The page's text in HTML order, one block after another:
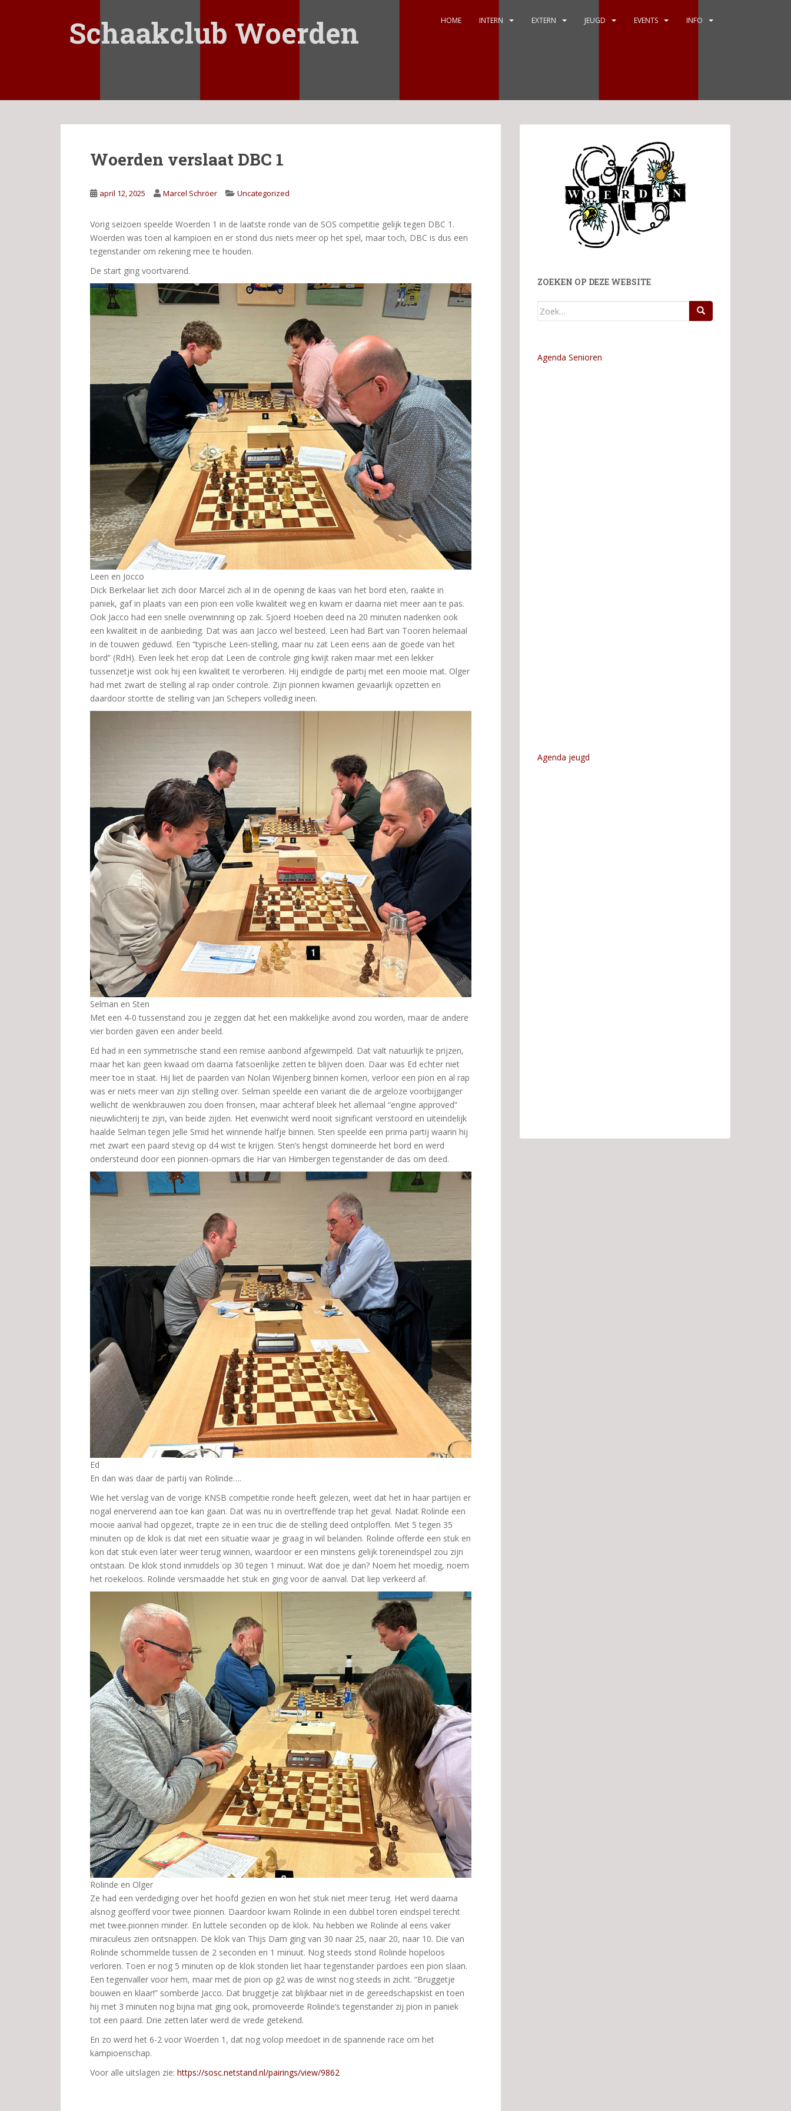
a
Schaakclub Woerden HOME INTERN EXTERN JEUGD EVENTS INFO
Woerden verslaat DBC 1
april 12, 2025 Marcel Schröer Uncategorized
Vorig seizoen speelde Woerden 1 in de laatste ronde van de SOS competitie gelijk tegen DBC 1.
Woerden was toen al kampioen en er stond dus niets meer op het spel, maar toch, DBC is dus een
tegenstander om rekening mee te houden.
De start ging voortvarend.
Leen en Jocco
Dick Berkelaar liet zich door Marcel zich al in de opening de kaas van het bord eten, raakte in
paniek, gaf in plaats van een pion een volle kwaliteit weg en kwam er daarna niet meer aan te pas.
Ook Jacco had een snelle overwinning op zak. Sjoerd Hoeben deed na 20 minuten nadenken ook
een kwaliteit in de aanbieding. Dat was aan Jacco wel besteed. Leen had Bart van Tooren helemaal
in de touwen geduwd. Een “typische Leen-stelling, maar nu zat Leen eens aan de goede van het
bord” (RdH). Even leek het erop dat Leen de controle ging kwijt raken maar met een lekker
tussenzetje wist ook hij een kwaliteit te verorberen. Hij eindigde de partij met een mooie mat. Olger
had met zwart de stelling al rap onder controle. Zijn pionnen kwamen gevaarlijk opzetten en
daardoor stortte de stelling van Jan Schepers volledig ineen.
Selman en Sten
Met een 4-0 tussenstand zou je zeggen dat het een makkelijke avond zou worden, maar de andere
vier borden gaven een ander beeld.
Ed had in een symmetrische stand een remise aanbond afgewimpeld. Dat valt natuurlijk te prijzen,
maar het kan geen kwaad om daarna fatsoenlijke zetten te blijven doen. Daar was Ed echter niet
meer toe in staat. Hij liet de paarden van Nolan Wijenberg binnen komen, verloor een pion en al rap
was er niets meer van zijn stelling over. Selman speelde een variant die de argeloze voorbijganger
wellicht de wenkbrauwen zou doen fronsen, maar achteraf bleek het allemaal “engine approved”
nieuwlichterij te zijn, van beide zijden. Het evenwicht werd nooit significant verstoord en uiteindelijk
haalde Selman tegen Jelle Smid het winnende halfje binnen. Sten speelde een prima partij waarin hij
met zwart een paard stevig op d4 wist te krijgen. Sten’s hengst domineerde het bord en werd
ondersteund door een pionnen-opmars die Har van Himbergen tegenstander de das om deed.
Ed
En dan was daar de partij van Rolinde….
Wie het verslag van de vorige KNSB competitie ronde heeft gelezen, weet dat het in haar partijen er
nogal enerverend aan toe kan gaan. Dat was nu in overtreffende trap het geval. Nadat Rolinde een
mooie aanval had opgezet, trapte ze in een truc die de stelling deed ontploffen. Met 5 tegen 35
minuten op de klok is dat niet een situatie waar je graag in wil belanden. Rolinde offerde een stuk en
kon dat stuk even later weer terug winnen, waardoor er een minstens gelijk toreneindspel zou zijn
ontstaan. De klok stond inmiddels op 30 tegen 1 minuut. Wat doe je dan? Noem het moedig, noem
het roekeloos. Rolinde versmaadde het stuk en ging voor de aanval. Dat liep verkeerd af.
Rolinde en Olger
Ze had een verdediging over het hoofd gezien en won het stuk niet meer terug. Het werd daarna
alsnog geofferd voor twee pionnen. Daardoor kwam Rolinde in een dubbel toren eindspel terecht
met twee.pionnen minder. En luttele seconden op de klok. Nu hebben we Rolinde al eens vaker
miraculeus zien ontsnappen. De klok van Thijs Dam ging van 30 naar 25, naar 20, naar 10. Die van
Rolinde schommelde tussen de 2 seconden en 1 minuut. Nog steeds stond Rolinde hopeloos
verloren. Toen er nog 5 minuten op de klok stonden liet haar tegenstander pardoes een pion slaan.
Een tegenvaller voor hem, maar met de pion op g2 was de winst nog steeds in zicht. “Bruggetje
bouwen en klaar!” somberde Jacco. Dat bruggetje zat blijkbaar niet in de gereedschapskist en toen
hij met 3 minuten nog bijna mat ging ook, promoveerde Rolinde’s tegenstander zij pion in paniek
tot een paard. Drie zetten later werd de vrede getekend.
En zo werd het 6-2 voor Woerden 1, dat nog volop meedoet in de spannende race om het
kampioenschap.
Voor alle uitslagen zie: https://sosc.netstand.nl/pairings/view/9862
ZOEKEN OP DEZE WEBSITE
Zoek
Agenda Senioren
Agenda jeugd